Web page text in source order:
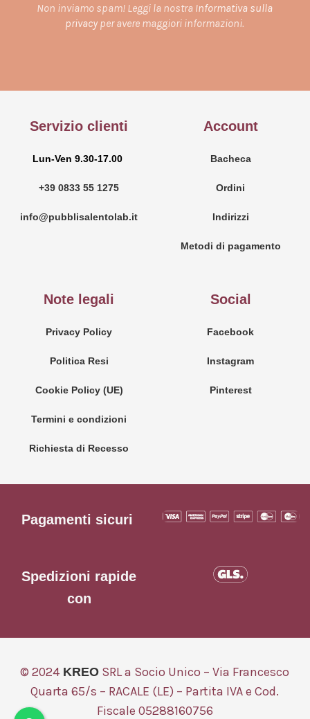
Non inviamo spam! Leggi la nostra Informativa sulla
privacy per avere maggiori informazioni.
Servizio clienti
Lun-Ven 9.30-17.00
+39 0833 55 1275
info@pubblisalentolab.it
Account
Bacheca
Ordini
Indirizzi
Metodi di pagamento
Note legali
Privacy Policy
Politica Resi
Cookie Policy (UE)
Termini e condizioni
Richiesta di Recesso
Social
Facebook
Instagram
Pinterest
Pagamenti sicuri
Spedizioni rapide
con
© 2024 KREO SRL a Socio Unico – Via Francesco
Quarta 65/s – RACALE (LE) – Partita IVA e Cod.
Fiscale 05288160756